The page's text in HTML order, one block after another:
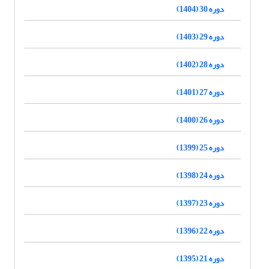
دوره 30 (1404)
دوره 29 (1403)
دوره 28 (1402)
دوره 27 (1401)
دوره 26 (1400)
دوره 25 (1399)
دوره 24 (1398)
دوره 23 (1397)
دوره 22 (1396)
دوره 21 (1395)